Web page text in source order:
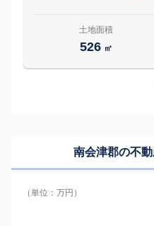
土地面積
526 ㎡
南会津郡の不
（単位：万円）